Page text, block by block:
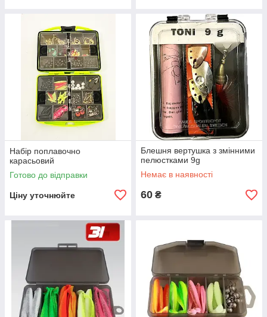
Набір поплавочно
карасьовий
Готово до відправки
Ціну уточнюйте
Блешня вертушка з змінними
пелюстками 9g
Немає в наявності
60 ₴